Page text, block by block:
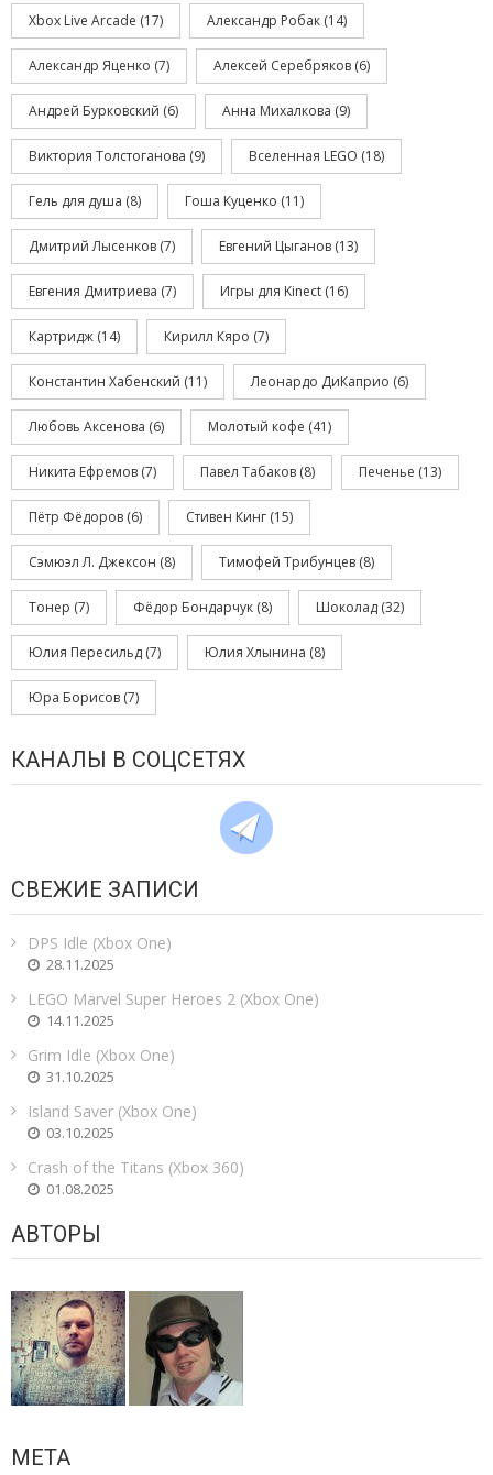
Xbox Live Arcade (17) Александр Робак (14)
Александр Яценко (7) Алексей Серебряков (6)
Андрей Бурковский (6) Анна Михалкова (9)
Виктория Толстоганова (9) Вселенная LEGO (18)
Гель для душа (8) Гоша Куценко (11)
Дмитрий Лысенков (7) Евгений Цыганов (13)
Евгения Дмитриева (7) Игры для Kinect (16)
Картридж (14) Кирилл Кяро (7)
Константин Хабенский (11) Леонардо ДиКаприо (6)
Любовь Аксенова (6) Молотый кофе (41)
Никита Ефремов (7) Павел Табаков (8) Печенье (13)
Пётр Фёдоров (6) Стивен Кинг (15)
Сэмюэл Л. Джексон (8) Тимофей Трибунцев (8)
Тонер (7) Фёдор Бондарчук (8) Шоколад (32)
Юлия Пересильд (7) Юлия Хлынина (8)
Юра Борисов (7)
КАНАЛЫ В СОЦСЕТЯХ
СВЕЖИЕ ЗАПИСИ
DPS Idle (Xbox One)
28.11.2025
LEGO Marvel Super Heroes 2 (Xbox One)
14.11.2025
Grim Idle (Xbox One)
31.10.2025
Island Saver (Xbox One)
03.10.2025
Crash of the Titans (Xbox 360)
01.08.2025
АВТОРЫ
МЕТА